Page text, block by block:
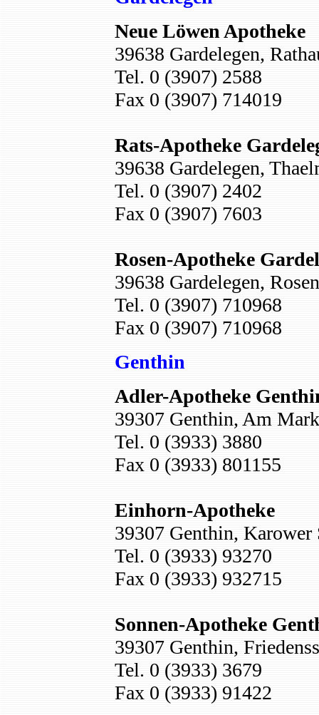
Neue Löwen Apotheke
39638 Gardelegen,
Tel. 0 (3907) 2588
Fax 0 (3907) 714019
Rats-Apotheke
39638 Gardelegen,
Tel. 0 (3907) 2402
Fax 0 (3907) 7603
Rosen-Apotheke
39638 Gardelegen,
Tel. 0 (3907) 710968
Fax 0 (3907) 710968
Genthin
Adler-Apotheke
39307 Genthin, Am
Tel. 0 (3933) 3880
Fax 0 (3933) 801155
Einhorn-Apotheke
39307 Genthin, Karower
Tel. 0 (3933) 93270
Fax 0 (3933) 932715
Sonnen-Apotheke
39307 Genthin,
Tel. 0 (3933) 3679
Fax 0 (3933) 91422